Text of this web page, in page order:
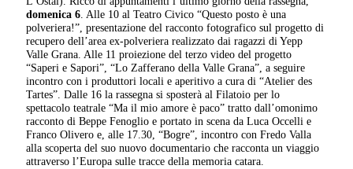
domenica 6. Alle 10 al Teatro Civico “Questo posto è una
polveriera!”, presentazione del racconto fotografico sul progetto di
recupero dell’area ex-polveriera realizzato dai ragazzi di Yepp
Valle Grana. Alle 11 proiezione del terzo video del progetto
“Saperi e Sapori”, “Lo Zafferano della Valle Grana”, a seguire
incontro con i produttori locali e aperitivo a cura di “Atelier des
Tartes”. Dalle 16 la rassegna si sposterà al Filatoio per lo
spettacolo teatrale “Ma il mio amore è paco” tratto dall’omonimo
racconto di Beppe Fenoglio e portato in scena da Luca Occelli e
Franco Olivero e, alle 17.30, “Bogre”, incontro con Fredo Valla
alla scoperta del suo nuovo documentario che racconta un viaggio
attraverso l’Europa sulle tracce della memoria catara.